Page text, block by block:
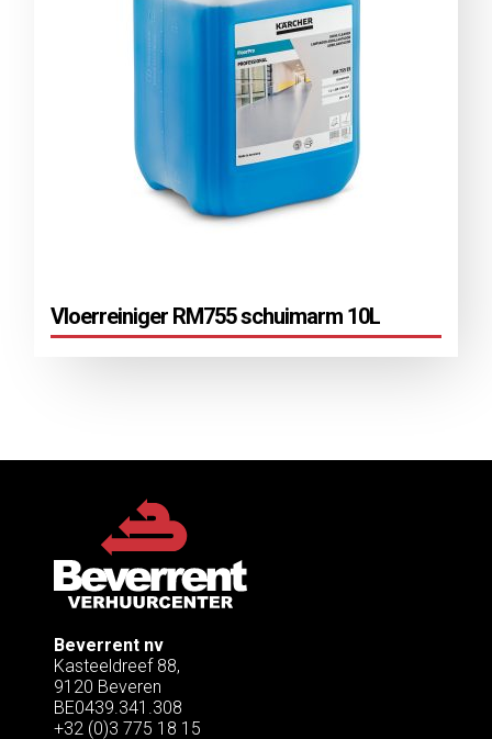
Vloerreiniger RM755 schuimarm 10L
Beverrent nv
Kasteeldreef 88,
9120 Beveren
BE0439.341.308
+32 (0)3 775 18 15